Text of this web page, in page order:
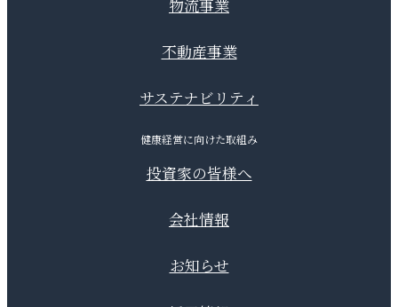
物流事業
不動産事業
サステナビリティ
健康経営に向けた取組み
投資家の皆様へ
会社情報
お知らせ